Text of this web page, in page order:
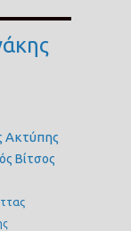
Ακτύπης
Βίτσος